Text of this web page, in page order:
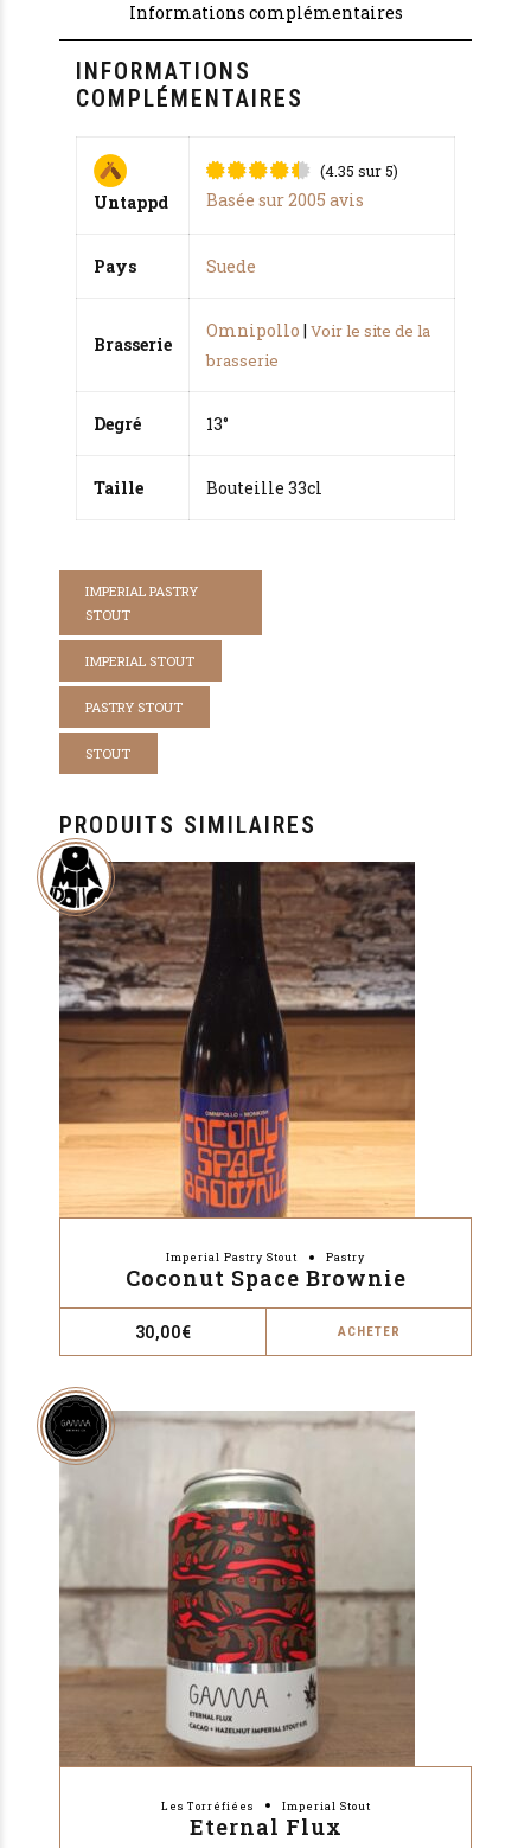
Informations complémentaires
INFORMATIONS
COMPLÉMENTAIRES
Untappd
Noté
notations
(4.35 sur 5)
Basée sur 2005 avis
Pays Suede
Brasserie
Omnipollo | Voir le site de la
brasserie
Degré 13°
Taille Bouteille 33cl
IMPERIAL PASTRY
STOUT
IMPERIAL STOUT
PASTRY STOUT
STOUT
PRODUITS SIMILAIRES
Imperial Pastry Stout Pastry
Coconut Space Brownie
30,00€ ACHETER
Les Torréfiées Imperial Stout
Eternal Flux